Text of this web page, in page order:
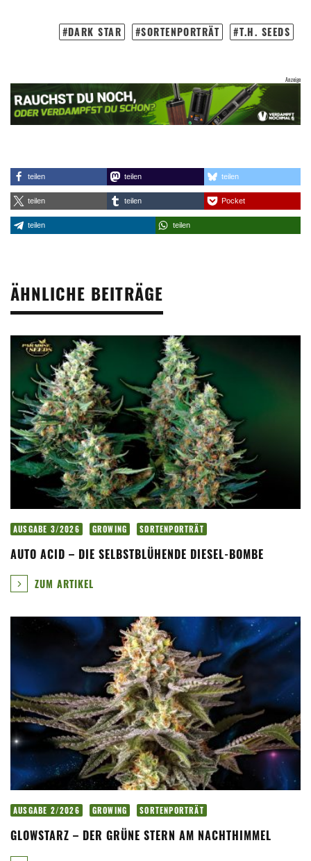
DARK STAR SORTENPORTRÄT T.H. SEEDS
teilen teilen teilen
teilen teilen Pocket
teilen teilen
ÄHNLICHE BEITRÄGE
AUSGABE 3/2026 GROWING SORTENPORTRÄT
AUTO ACID – DIE SELBSTBLÜHENDE DIESEL-BOMBE
ZUM ARTIKEL
AUSGABE 2/2026 GROWING SORTENPORTRÄT
GLOWSTARZ – DER GRÜNE STERN AM NACHTHIMMEL